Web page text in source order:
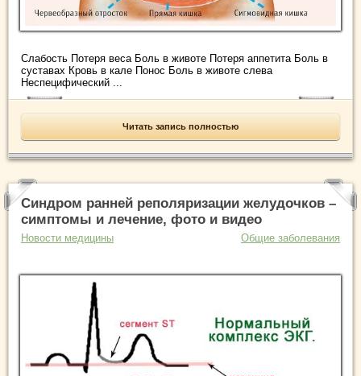
Слабость Потеря веса Боль в животе Потеря аппетита Боль в
суставах Кровь в кале Понос Боль в животе слева
Неспецифический ...
Читать запись полностью
Синдром ранней реполяризации желудочков –
симптомы и лечение, фото и видео
Новости медицины Общие заболевания